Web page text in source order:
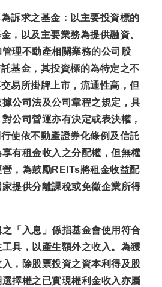
訴求之基金：以主要投資標的
，以及主要業務為提供融資、
理不動產相關業務的公司股
基金，其投資標的為特定之不
易所掛牌上市，流通性高，但
公司法及公司章程之規定，具
公司營運亦有決定或表決權，
使依不動產證券化條例及信託
有租金收入之分配權，但無權
，為鼓勵REITs將租金收益配
提供分離課稅或免徵企業所得
「入息」係指基金會使用符合
具，以產生額外之收入。為獲
，除股票投資之資本利得及股
擇權之已實現權利金收入亦屬